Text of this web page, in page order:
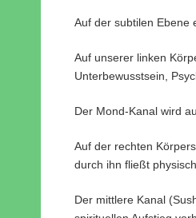
Auf der subtilen Ebene
Auf unserer linken
Unterbewusstsein,
Der Mond-Kanal wird
Auf der rechten
durch ihn fließt
Der mittlere Kanal